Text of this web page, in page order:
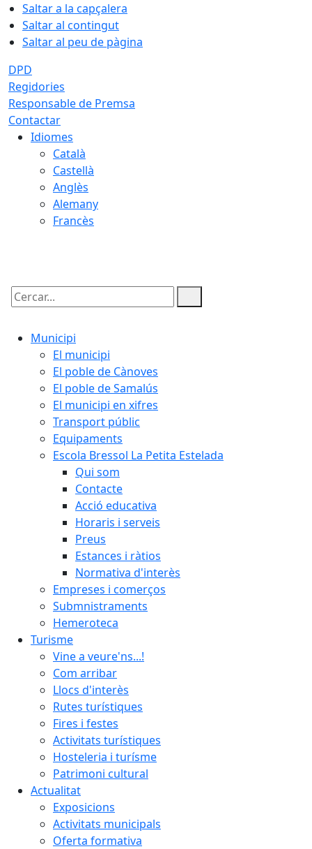
Saltar a la capçalera
Saltar al contingut
Saltar al peu de pàgina
DPD
Regidories
Responsable de Premsa
Contactar
Idiomes
Català
Castellà
Anglès
Alemany
Francès
Cercar:
Municipi
El municipi
El poble de Cànoves
El poble de Samalús
El municipi en xifres
Transport públic
Equipaments
Escola Bressol La Petita Estelada
Qui som
Contacte
Acció educativa
Horaris i serveis
Preus
Estances i ràtios
Normativa d'interès
Empreses i comerços
Submnistraments
Hemeroteca
Turisme
Vine a veure'ns...!
Com arribar
Llocs d'interès
Rutes turístiques
Fires i festes
Activitats turístiques
Hosteleria i turísme
Patrimoni cultural
Actualitat
Exposicions
Activitats municipals
Oferta formativa